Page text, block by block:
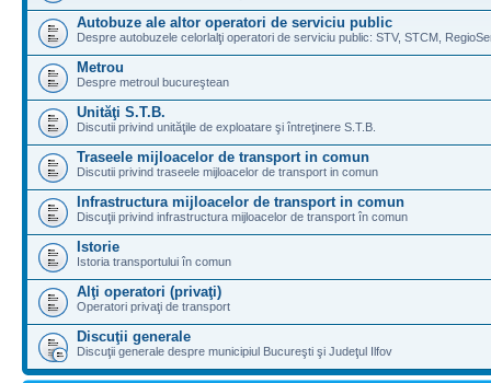
Autobuze ale altor operatori de serviciu public
Despre autobuzele celorlalţi operatori de serviciu public: STV, STCM,
Metrou
Despre metroul bucureştean
Unităţi S.T.B.
Discutii privind unităţile de exploatare şi întreţinere S.T.B.
Traseele mijloacelor de transport in comun
Discutii privind traseele mijloacelor de transport in comun
Infrastructura mijloacelor de transport in comun
Discuţii privind infrastructura mijloacelor de transport în comun
Istorie
Istoria transportului în comun
Alţi operatori (privaţi)
Operatori privaţi de transport
Discuţii generale
Discuţii generale despre municipiul Bucureşti şi Judeţul Ilfov